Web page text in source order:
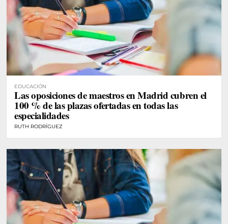
EDUCACIÓN
Las oposiciones de maestros en Madrid cubren el
100 % de las plazas ofertadas en todas las
especialidades
RUTH RODRÍGUEZ